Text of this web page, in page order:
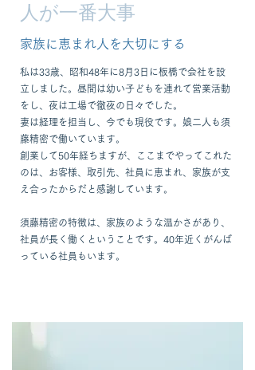
​家族に恵まれ人を大切にする
私は33歳、昭和48年に8月3日に板橋で会社を設
立しました。昼間は幼い子どもを連れて営業活動
をし、夜は工場で徹夜の日々でした。
妻は経理を担当し、今でも現役です。娘二人も須
藤精密で働いています。
創業して50年経ちますが、ここまでやってこれた
のは、お客様、取引先、社員に恵まれ、家族が支
え合ったからだと感謝しています。
須藤精密の特徴は、家族のような温かさがあり、
社員が長く働くということです。40年近くがんば
っている社員もいます。
​人が一番大事